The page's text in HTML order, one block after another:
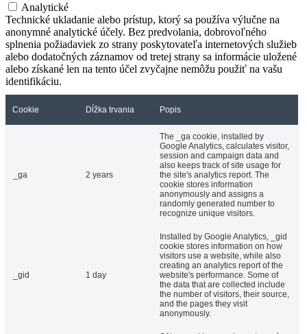
Analytické
Technické ukladanie alebo prístup, ktorý sa používa výlučne na
anonymné analytické účely. Bez predvolania, dobrovoľného
splnenia požiadaviek zo strany poskytovateľa internetových služieb
alebo dodatočných záznamov od tretej strany sa informácie uložené
alebo získané len na tento účel zvyčajne nemôžu použiť na vašu
identifikáciu.
Cookie Dĺžka trvania Popis
_ga 2 years
The _ga cookie, installed by
Google Analytics, calculates visitor,
session and campaign data and
also keeps track of site usage for
the site's analytics report. The
cookie stores information
anonymously and assigns a
randomly generated number to
recognize unique visitors.
_gid 1 day
Installed by Google Analytics, _gid
cookie stores information on how
visitors use a website, while also
creating an analytics report of the
website's performance. Some of
the data that are collected include
the number of visitors, their source,
and the pages they visit
anonymously.